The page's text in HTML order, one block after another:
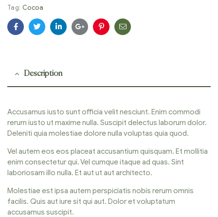
Tag: Cocoa
FacebookTwitterLinkedinGoogle+Pinterest
Email
Description
Accusamus iusto sunt officia velit nesciunt. Enim commodi
rerum iusto ut maxime nulla. Suscipit delectus laborum dolor.
Deleniti quia molestiae dolore nulla voluptas quia quod.
Vel autem eos eos placeat accusantium quisquam. Et mollitia
enim consectetur qui. Vel cumque itaque ad quas. Sint
laboriosam illo nulla. Et aut ut aut architecto.
Molestiae est ipsa autem perspiciatis nobis rerum omnis
facilis. Quis aut iure sit qui aut. Dolor et voluptatum
accusamus suscipit.